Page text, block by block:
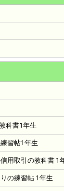
科書1年生
習帖1年生
用取引の教科書 1
の練習帖 1年生